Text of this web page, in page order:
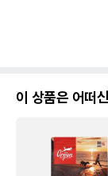
이 상품은 어떠